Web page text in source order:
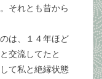
それとも昔から
は、１４年ほど
交流してたと
て私と絶縁状態